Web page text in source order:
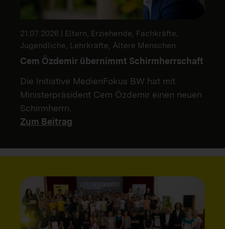
21.07.2026 | Eltern, Erziehende, Fachkräfte,
Jugendliche, Lehrkräfte, Ältere Menschen
Cem Özdemir übernimmt Schirmherrschaft
Die Initiative MedienFokus BW hat mit
Ministerpräsident Cem Özdemir einen neuen
Schirmherrn.
Zum Beitrag